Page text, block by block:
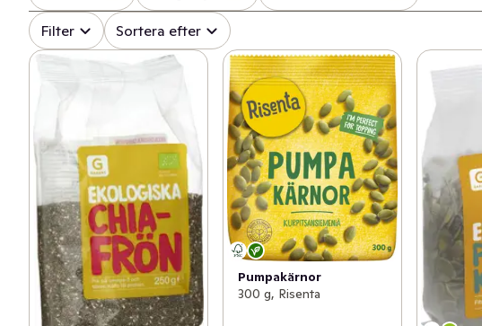
Filter Sortera efter
Pumpakärnor
300 g, Risenta